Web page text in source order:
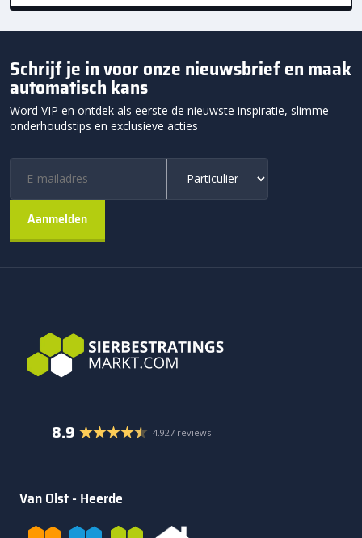
Schrijf je in voor onze nieuwsbrief en maak
automatisch kans
Word VIP en ontdek als eerste de nieuwste inspiratie, slimme
onderhoudstips en exclusieve acties
8.9 4.927 reviews
Van Olst - Heerde